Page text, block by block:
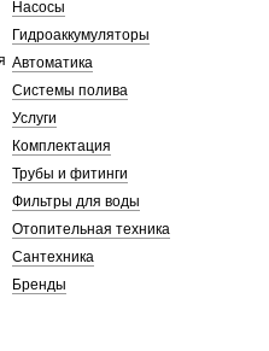
pedrollo
dab
pedrollo
линейный картридж
Насосы
Гидроаккумуляторы
Автоматика
Системы полива
Услуги
Комплектация
Трубы и фитинги
Фильтры для воды
Отопительная техника
Сантехника
Бренды